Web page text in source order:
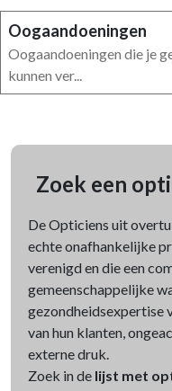
Oogaandoeningen
Oogaandoeningen die je
kunnen ver...
Zoek een
De Opticiens uit
echte onafhankelijke
verenigd en die een
gemeenschappelijke
gezondheidsexpertise
van hun klanten,
externe druk.
Zoek in de lijst met